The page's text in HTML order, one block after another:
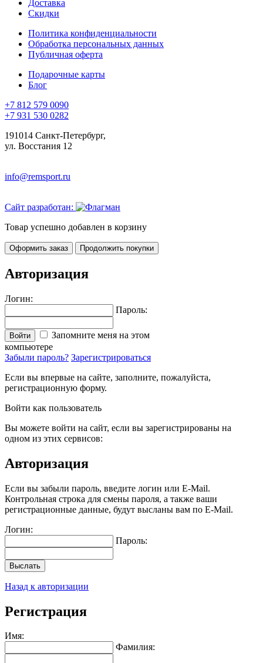
Доставка
Скидки
Политика конфиденциальности
Обработка персональных данных
Публичная оферта
Подарочные карты
Блог
+7 812 579 0090
+7 931 530 0282
191014 Санкт-Петербург,
ул. Восстания 12
info@remsport.ru
Сайт разработан:
Товар успешно добавлен в корзину
Оформить заказ Продолжить покупки
Авторизация
Логин:
Пароль:
Войти
Запомните меня на этом
компьютере
Забыли пароль? Зарегистрироваться
Если вы впервые на сайте, заполните, пожалуйста,
регистрационную форму.
Войти как пользователь
Вы можете войти на сайт, если вы зарегистрированы на
одном из этих сервисов:
Авторизация
Если вы забыли пароль, введите логин или E-Mail.
Контрольная строка для смены пароля, а также ваши
регистрационные данные, будут высланы вам по E-Mail.
Логин:
Пароль:
Выслать
Назад к авторизации
Регистрация
Имя:
Фамилия: